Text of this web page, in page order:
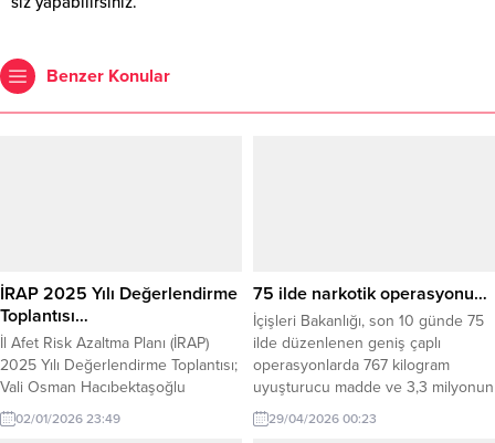
Benzer Konular
İRAP 2025 Yılı Değerlendirme
Toplantısı…
İl Afet Risk Azaltma Planı (İRAP)
2025 Yılı Değerlendirme Toplantısı;
Vali Osman Hacıbektaşoğlu
başkanlığında, AFAD Başkan
Yardımcısı Hamza Taşdelen, AFAD
02/01/2026 23:49
75 ilde narkotik operasyonu…
İçişleri Bakanlığı, son 10 günde 75
ilde düzenlenen geniş çaplı
operasyonlarda 767 kilogram
uyuşturucu madde ve 3,3 milyonun
üzerinde uyuşturucu hap ele
geçirildiğini, 638 şüphelinin
29/04/2026 00:23